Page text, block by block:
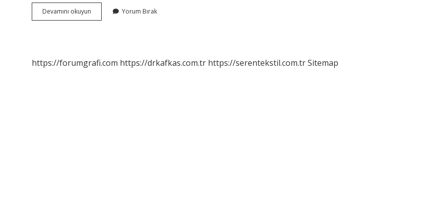
Devamını okuyun
Neden
Yorum Bırak
https://forumgrafi.com https://drkafkas.com.tr https://serentekstil.com.trSitemap